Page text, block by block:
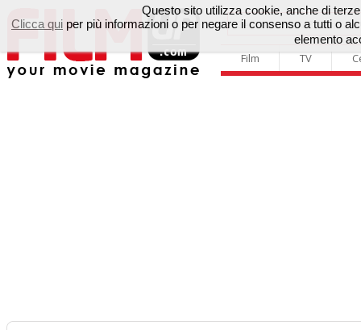
Film TV
Questo sito utilizza cookie, anche di
Clicca qui per più informazioni o per negare il consenso a tutti o
elemento